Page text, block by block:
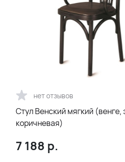
нет отзывов
Стул Венский мягкий (венге,
коричневая)
7 188 р.